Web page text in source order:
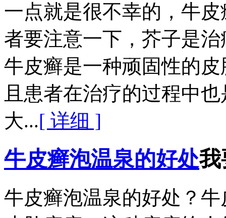
一点就是很不幸的，牛
者要注意一下，芥子是
牛皮癣是一种顽固性的
且患者在治疗的过程中
大...[ 详细 ]
牛皮癣泡温泉的好处我
牛皮癣泡温泉的好处？